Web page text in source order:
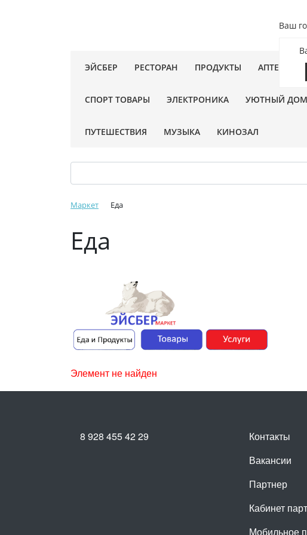
Ваш
ЭЙСБЕР РЕСТОРАН ПРОДУКТЫ АПТЕКА
СПОРТ ТОВАРЫ ЭЛЕКТРОНИКА УЮТНЫЙ ДОМ
ПУТЕШЕСТВИЯ МУЗЫКА КИНОЗАЛ
Маркет Еда
Еда
Элемент не найден
Контакты
Вакансии
Партнер
Кабинет
Мобильное
8 928 455 42 29